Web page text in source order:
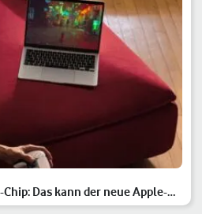
Das kann der neue Apple-